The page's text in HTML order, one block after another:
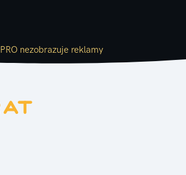
PRO nezobrazuje reklamy